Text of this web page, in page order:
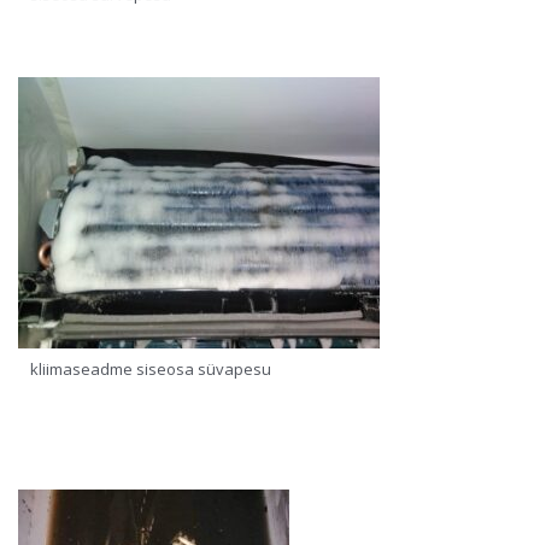
kliimaseadme siseosa süvapesu